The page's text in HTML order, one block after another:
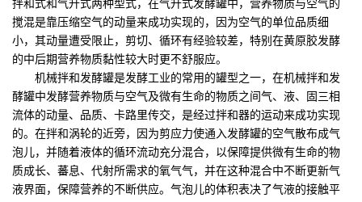
拌和式和气升式两种型式，在气升式发酵罐中，营养物质与空气的
搅混是靠压缩空气的动量来成功实现的，因为空气的单位品质细
小，其动量遭受限止，剪切、循环有经验较差，特别在黄原胶发酵
的中后期营养物质黏性较大时更不舒服应。
机械拌和发酵罐是发酵工业的常用的罐型之一，在机械拌和发
酵罐中发酵营养物质与空气及微有生命的物质之间气、液、固三相
流体的动量、品质、卡路里传交，是经过拌和器的运动来成功实现
的。在拌和涡轮的近旁，因为剪应力使通入发酵罐的空气散布成气
泡儿，并随着液体的循环流动充分混合，以保障提供微有生命的物
质成长、蕃息、代射所需求的氧气气，并在这种混合中不断更新气
液界面，保障营养的不断供应。气泡儿的体积表决了气液的接触平